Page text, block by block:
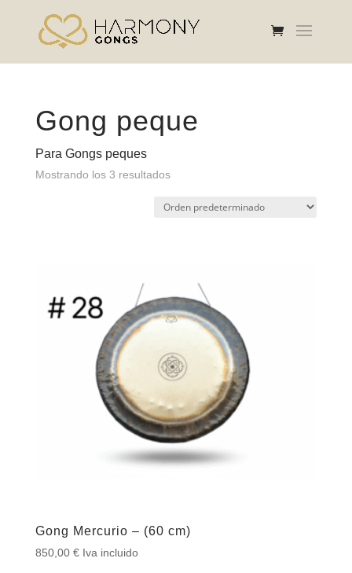
Gong peque
Para Gongs peques
Mostrando los 3 resultados
Gong Mercurio – (60 cm)
850,00 € Iva incluido